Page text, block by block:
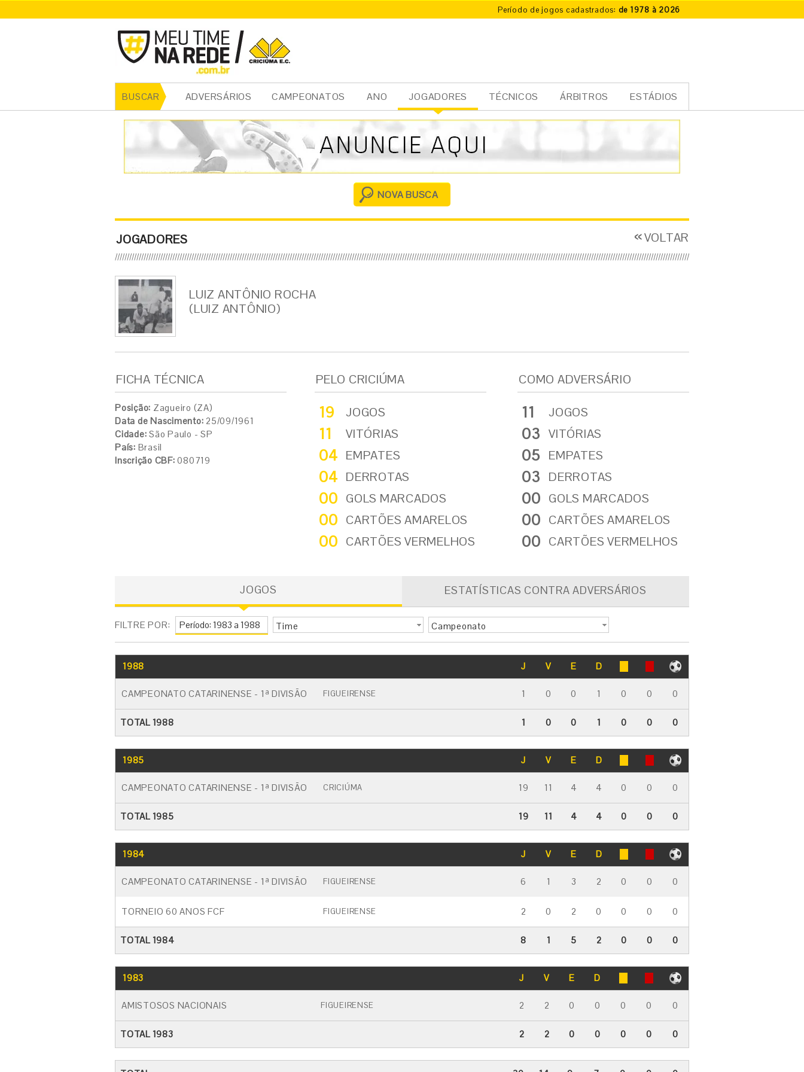
Período de jogos cadastrados: de 1978 à 2026
BUSCAR ADVERSÁRIOS CAMPEONATOS ANO JOGADORES TÉCNICOS ÁRBITROS ESTÁDIOS
cia
l
NOVA BUSCA
JOGADORES VOLTAR
LUIZ ANTÔNIO ROCHA
(LUIZ ANTÔNIO)
FICHA TÉCNICA
Posição: Zagueiro (ZA)
Data de Nascimento: 25/09/1961
Cidade: São Paulo - SP
País: Brasil
Inscrição CBF: 080719
PELO CRICIÚMA
19 JOGOS
11 VITÓRIAS
04 EMPATES
04 DERROTAS
00 GOLS MARCADOS
00 CARTÕES AMARELOS
00 CARTÕES VERMELHOS
COMO ADVERSÁRIO
11 JOGOS
03 VITÓRIAS
05 EMPATES
03 DERROTAS
00 GOLS MARCADOS
00 CARTÕES AMARELOS
00 CARTÕES VERMELHOS
JOGOS ESTATÍSTICAS CONTRA ADVERSÁRIOS
FILTRE POR: Time Campeonato
1988 J V E D
CAMPEONATO CATARINENSE - 1ª DIVISÃO FIGUEIRENSE 1 0 0 1 0 0 0
TOTAL 1988 1 0 0 1 0 0 0
1985 J V E D
CAMPEONATO CATARINENSE - 1ª DIVISÃO CRICIÚMA 19 11 4 4 0 0 0
TOTAL 1985 19 11 4 4 0 0 0
1984 J V E D
CAMPEONATO CATARINENSE - 1ª DIVISÃO FIGUEIRENSE 6 1 3 2 0 0 0
TORNEIO 60 ANOS FCF FIGUEIRENSE 2 0 2 0 0 0 0
TOTAL 1984 8 1 5 2 0 0 0
1983 J V E D
AMISTOSOS NACIONAIS FIGUEIRENSE 2 2 0 0 0 0 0
TOTAL 1983 2 2 0 0 0 0 0